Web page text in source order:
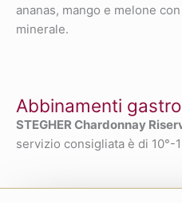
ananas, mango e melone
minerale.
Abbinamenti
STEGHER Chardonnay
servizio consigliata è di 10°-